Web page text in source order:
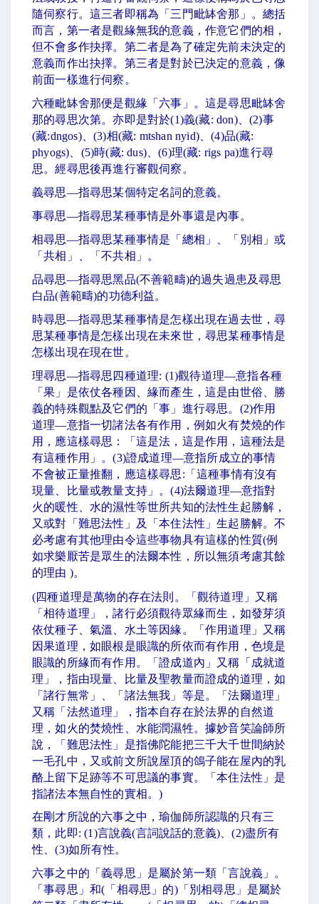
隨伺察行。這三者即稱為「三門毗缽舍那」。總括
而言，第一者是觀緣無我的意義，作意它們的相，
但不會多作抉擇。第二者是為了確定先前未決定的
意義而作出抉擇。第三者是對於已決定的意義，像
前面一樣進行伺察。
六種毗缽舍那便是觀緣「六事」。這是尋思毗缽舍
那的尋思次第。亦即是對於(1)義(藏: don)、(2)事
(藏:dngos)、(3)相(藏: mtshan nyid) 、(4)品(藏:
phyogs)
(5)時(藏: dus) 、(6)理(藏: rigs pa)進行尋
思。經尋思後再進行審觀伺察。
義尋思—指尋思某個特定名詞的意義。
事尋思—指尋思某種事情是外事還是內事。
相尋思—指尋思某種事情是「總相」、「別相」或
「共相」、「不共相」。
品尋思—指尋思黑品(不善範疇)的過失過患及尋思
白品(善範疇)的功德利益。
時尋思—指尋思某種事情是怎樣出現在過去世，尋
思某種事情是怎樣出現在未來世，尋思某種事情是
怎樣出現在現在世。
理尋思—指尋思四種道理: (1)觀待道理—意指各種
「果」是依仗各種因、緣而產生，這是由世俗、勝
義的特殊觀點及它們的「事」進行尋思。 (2)作用
道理—意指一切諸法各有作用，例如火有焚燒的作
用，應這樣尋思：「這是法，這是作用，這種法是
有這種作用」。(3)證成道理—意指所成立的事情
不會被正量推翻，應這樣尋思: 「這種事情有沒有
現量、比量或教量支持」。(4)法爾道理—意指對
火的暖性、水的濕性等世所共知的法性生起勝解，
又或對「難思法性」及「本住法性」生起勝解。不
必考慮有其他理由令這些事物具有這樣的性質(例
如求樂厭苦是眾生的法爾本性，所以無須考慮其餘
的理由 )。
(四種道理是萬物的存在法則。「觀待道理」又稱
「相待道理」，諸行必須觀待眾緣而生，如發芽須
依仗種子、氣溫、水土等因緣。「作用道理」又稱
因果道理，如眼根是眼識的所依而有作用，色境是
眼識的所緣而有作用。「證成道內」又稱「成就道
理」，指由現量、比量及聖教量而證成的道理，如
「諸行無常」、「諸法無我」等是。「法爾道理」
又稱「法然道理」，指本自存在於法界的自然道
理，如火的焚燒性、水能潤濕牲。據妙音笑論師所
說，「難思法性」是指佛陀能把三千大千世間納於
一毛孔中，又或前文所說屋頂的鴿子能在屋內的乳
酪上留下足跡等不可思議的事實。「本住法性」是
指諸法本無自性的實相。)
在剛才所說的六事之中，瑜伽師所認識的只有三
類，此即: (1)言說義(言詞說話的意義) 、(2)盡所有
性、(3)如所有性。
六事之中的「義尋思」是屬於第一類「言說義」。
「事尋思」和( 「相尋思」的)「別相尋思」是屬於